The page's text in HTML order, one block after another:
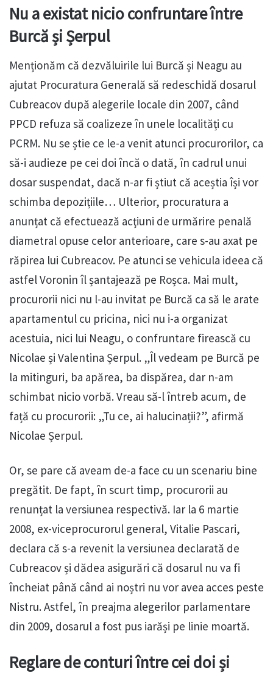
Nu a existat nicio confruntare între
Burcă și Șerpul
Menționăm că dezvăluirile lui Burcă și Neagu au
ajutat Procuratura Generală să redeschidă dosarul
Cubreacov după alegerile locale din 2007, când
PPCD refuza să coalizeze în unele localități cu
PCRM. Nu se știe ce le-a venit atunci procurorilor, ca
să-i audieze pe cei doi încă o dată, în cadrul unui
dosar suspendat, dacă n-ar fi știut că aceștia își vor
schimba depozițiile… Ulterior, procuratura a
anunțat că efectuează acţiuni de urmărire penală
diametral opuse celor anterioare, care s-au axat pe
răpirea lui Cubreacov. Pe atunci se vehicula ideea că
astfel Voronin îl șantajează pe Roșca. Mai mult,
procurorii nici nu l-au invitat pe Burcă ca să le arate
apartamentul cu pricina, nici nu i-a organizat
acestuia, nici lui Neagu, o confruntare firească cu
Nicolae și Valentina Șerpul. „Îl vedeam pe Burcă pe
la mitinguri, ba apărea, ba dispărea, dar n-am
schimbat nicio vorbă. Vreau să-l întreb acum, de
față cu procurorii: „Tu ce, ai halucinații?”, afirmă
Nicolae Șerpul.
Or, se pare că aveam de-a face cu un scenariu bine
pregătit. De fapt, în scurt timp, procurorii au
renunțat la versiunea respectivă. Iar la 6 martie
2008, ex-viceprocurorul general, Vitalie Pascari,
declara că s-a revenit la versiunea declarată de
Cubreacov și dădea asigurări că dosarul nu va fi
încheiat până când ai noștri nu vor avea acces peste
Nistru. Astfel, în preajma alegerilor parlamentare
din 2009, dosarul a fost pus iarăși pe linie moartă.
Reglare de conturi între cei doi și